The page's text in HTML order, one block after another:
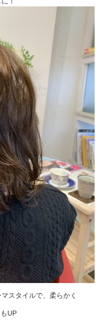
スタイルで、柔らかく
UP